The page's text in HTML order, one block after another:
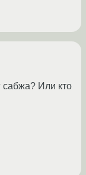
сабжа? Или кто